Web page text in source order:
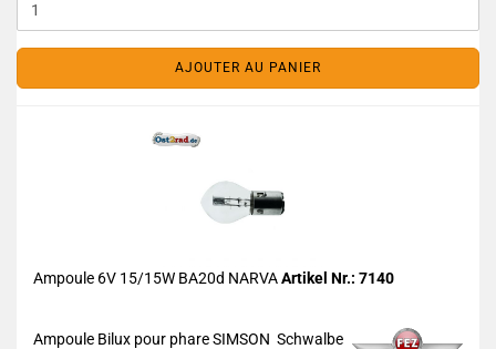
AJOUTER AU PANIER
Ampoule 6V 15/15W BA20d NARVAArtikel Nr.: 7140
Ampoule Bilux pour phare SIMSON Schwalbe